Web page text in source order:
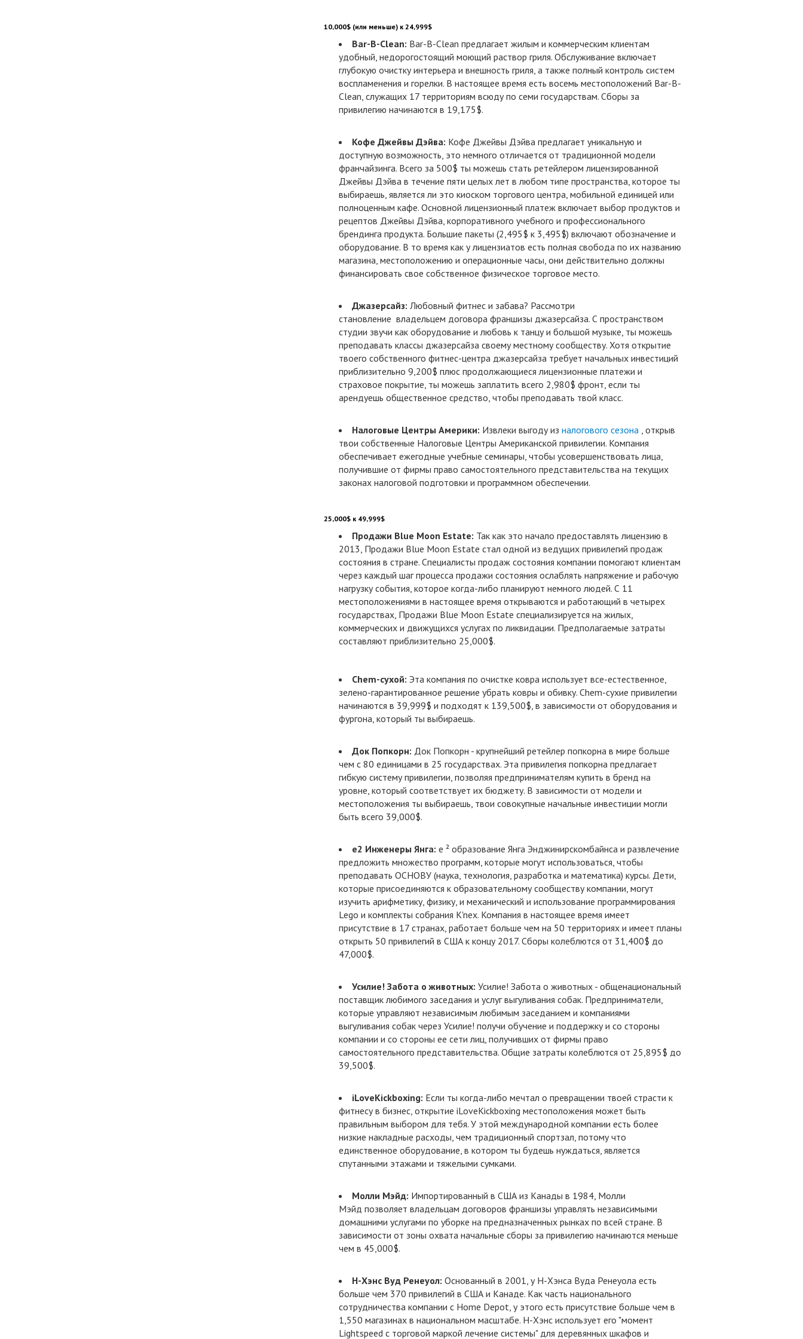
10,000$ (или меньше) к 24,999$
Bar-B-Clean: Bar-B-Clean предлагает жилым и коммерческим клиентам
удобный, недорогостоящий моющий раствор гриля. Обслуживание включает
глубокую очистку интерьера и внешность гриля, а также полный контроль систем
воспламенения и горелки. В настоящее время есть восемь местоположений Bar-B-
Clean, служащих 17 территориям всюду по семи государствам. Сборы за
привилегию начинаются в 19,175$.
Кофе Джейвы Дэйва: Кофе Джейвы Дэйва предлагает уникальную и
доступную возможность, это немного отличается от традиционной модели
франчайзинга. Всего за 500$ ты можешь стать ретейлером лицензированной
Джейвы Дэйва в течение пяти целых лет в любом типе пространства, которое ты
выбираешь, является ли это киоском торгового центра, мобильной единицей или
полноценным кафе. Основной лицензионный платеж включает выбор продуктов и
рецептов Джейвы Дэйва, корпоративного учебного и профессионального
брендинга продукта. Большие пакеты (2,495$ к 3,495$) включают обозначение и
оборудование. В то время как у лицензиатов есть полная свобода по их названию
магазина, местоположению и операционные часы, они действительно должны
финансировать свое собственное физическое торговое место.
Джазерсайз: Любовный фитнес и забава? Рассмотри
становление владельцем договора франшизы джазерсайза. С пространством
студии звучи как оборудование и любовь к танцу и большой музыке, ты можешь
преподавать классы джазерсайза своему местному сообществу. Хотя открытие
твоего собственного фитнес-центра джазерсайза требует начальных инвестиций
приблизительно 9,200$ плюс продолжающиеся лицензионные платежи и
страховое покрытие, ты можешь заплатить всего 2,980$ фронт, если ты
арендуешь общественное средство, чтобы преподавать твой класс.
Налоговые Центры Америки: Извлеки выгоду из налогового сезона , открыв
твои собственные Налоговые Центры Американской привилегии. Компания
обеспечивает ежегодные учебные семинары, чтобы усовершенствовать лица,
получившие от фирмы право самостоятельного представительства на текущих
законах налоговой подготовки и программном обеспечении.
25,000$ к 49,999$
Продажи Blue Moon Estate: Так как это начало предоставлять лицензию в
2013, Продажи Blue Moon Estate стал одной из ведущих привилегий продаж
состояния в стране. Специалисты продаж состояния компании помогают клиентам
через каждый шаг процесса продажи состояния ослаблять напряжение и рабочую
нагрузку события, которое когда-либо планируют немного людей. С 11
местоположениями в настоящее время открываются и работающий в четырех
государствах, Продажи Blue Moon Estate специализируется на жилых,
коммерческих и движущихся услугах по ликвидации. Предполагаемые затраты
составляют приблизительно 25,000$.
Chem-сухой: Эта компания по очистке ковра использует все-естественное,
зелено-гарантированное решение убрать ковры и обивку. Chem-сухие привилегии
начинаются в 39,999$ и подходят к 139,500$, в зависимости от оборудования и
фургона, который ты выбираешь.
Док Попкорн: Док Попкорн - крупнейший ретейлер попкорна в мире больше
чем с 80 единицами в 25 государствах. Эта привилегия попкорна предлагает
гибкую систему привилегии, позволяя предпринимателям купить в бренд на
уровне, который соответствует их бюджету. В зависимости от модели и
местоположения ты выбираешь, твои совокупные начальные инвестиции могли
быть всего 39,000$.
e2 Инженеры Янга: e ² образование Янга Энджинирскомбайнса и развлечение
предложить множество программ, которые могут использоваться, чтобы
преподавать ОСНОВУ (наука, технология, разработка и математика) курсы. Дети,
которые присоединяются к образовательному сообществу компании, могут
изучить арифметику, физику, и механический и использование программирования
Lego и комплекты собрания K'nex. Компания в настоящее время имеет
присутствие в 17 странах, работает больше чем на 50 территориях и имеет планы
открыть 50 привилегий в США к концу 2017. Сборы колеблются от 31,400$ до
47,000$.
Усилие! Забота о животных: Усилие! Забота о животных - общенациональный
поставщик любимого заседания и услуг выгуливания собак. Предприниматели,
которые управляют независимым любимым заседанием и компаниями
выгуливания собак через Усилие! получи обучение и поддержку и со стороны
компании и со стороны ее сети лиц, получивших от фирмы право
самостоятельного представительства. Общие затраты колеблются от 25,895$ до
39,500$.
iLoveKickboxing: Если ты когда-либо мечтал о превращении твоей страсти к
фитнесу в бизнес, открытие iLoveKickboxing местоположения может быть
правильным выбором для тебя. У этой международной компании есть более
низкие накладные расходы, чем традиционный спортзал, потому что
единственное оборудование, в котором ты будешь нуждаться, является
спутанными этажами и тяжелыми сумками.
Молли Мэйд: Импортированный в США из Канады в 1984, Молли
Мэйд позволяет владельцам договоров франшизы управлять независимыми
домашними услугами по уборке на предназначенных рынках по всей стране. В
зависимости от зоны охвата начальные сборы за привилегию начинаются меньше
чем в 45,000$.
Н-Хэнс Вуд Ренеуол: Основанный в 2001, у Н-Хэнса Вуда Ренеуола есть
больше чем 370 привилегий в США и Канаде. Как часть национального
сотрудничества компании с Home Depot, у этого есть присутствие больше чем в
1,550 магазинах в национальном масштабе. Н-Хэнс использует его "момент
Lightspeed с торговой маркой лечение системы" для деревянных шкафов и